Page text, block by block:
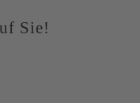
Sie!